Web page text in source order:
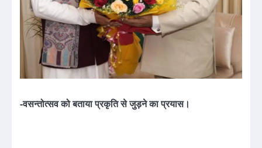
-वसन्तोत्सव को बताया प्रकृति से जुड़ने का प्रयास।